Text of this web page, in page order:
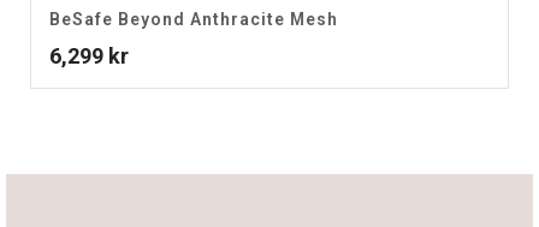
BeSafe Beyond Anthracite Mesh
6,299 kr